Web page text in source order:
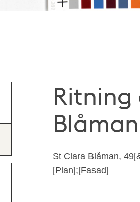
Ritning
St Clara Blåman,
[Plan];[Fasad]